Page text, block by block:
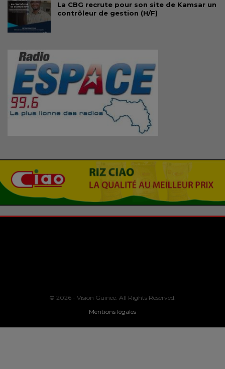
La CBG recrute pour son site de Kamsar un
contrôleur de gestion (H/F)
© 2026 - Vision Guinee. All Rights Reserved.
Mentions légales